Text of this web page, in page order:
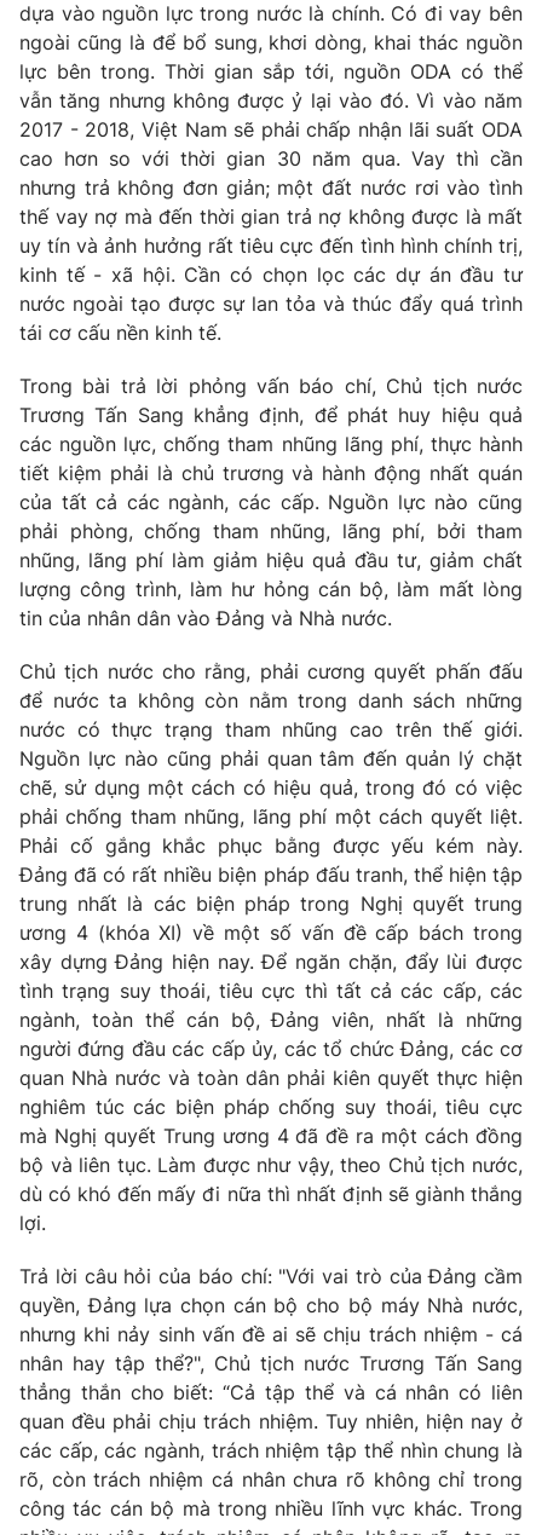
Phó Tổng Biên tập:Nguyễn Thị Mỹ Hạnh, Phạm Quốc Thắng,
Nguyễn Trọng Ninh
Tổng đài VTV:024.38 355 931 - 024.38 355 932
Ðiện thoại Thời báo VTV:024.66 897 897
toasoan@vtv.vn
Liên hệ quảng cáo: 024-7300.7108
® Cấm sao chép dưới mọi hình thức nếu không có sự chấp
thuận bằng văn bản. Ghi rõ nguồn VTV.vn khi phát hành lại
thông tin từ website này.
dựa vào nguồn lực trong nước là chính. Có đi vay bên
ngoài cũng là để bổ sung, khơi dòng, khai thác nguồn
lực bên trong. Thời gian sắp tới, nguồn ODA có thể
vẫn tăng nhưng không được ỷ lại vào đó. Vì vào năm
2017 - 2018, Việt Nam sẽ phải chấp nhận lãi suất ODA
cao hơn so với thời gian 30 năm qua. Vay thì cần
nhưng trả không đơn giản; một đất nước rơi vào tình
thế vay nợ mà đến thời gian trả nợ không được là mất
uy tín và ảnh hưởng rất tiêu cực đến tình hình chính trị,
kinh tế - xã hội. Cần có chọn lọc các dự án đầu tư
nước ngoài tạo được sự lan tỏa và thúc đẩy quá trình
tái cơ cấu nền kinh tế.
Trong bài trả lời phỏng vấn báo chí, Chủ tịch nước
Trương Tấn Sang khẳng định, để phát huy hiệu quả
các nguồn lực, chống tham nhũng lãng phí, thực hành
tiết kiệm phải là chủ trương và hành động nhất quán
của tất cả các ngành, các cấp. Nguồn lực nào cũng
phải phòng, chống tham nhũng, lãng phí, bởi tham
nhũng, lãng phí làm giảm hiệu quả đầu tư, giảm chất
lượng công trình, làm hư hỏng cán bộ, làm mất lòng
tin của nhân dân vào Đảng và Nhà nước.
Chủ tịch nước cho rằng, phải cương quyết phấn đấu
để nước ta không còn nằm trong danh sách những
nước có thực trạng tham nhũng cao trên thế giới.
Nguồn lực nào cũng phải quan tâm đến quản lý chặt
chẽ, sử dụng một cách có hiệu quả, trong đó có việc
phải chống tham nhũng, lãng phí một cách quyết liệt.
Phải cố gắng khắc phục bằng được yếu kém này.
Đảng đã có rất nhiều biện pháp đấu tranh, thể hiện tập
trung nhất là các biện pháp trong Nghị quyết trung
ương 4 (khóa XI) về một số vấn đề cấp bách trong
xây dựng Đảng hiện nay. Để ngăn chặn, đẩy lùi được
tình trạng suy thoái, tiêu cực thì tất cả các cấp, các
ngành, toàn thể cán bộ, Đảng viên, nhất là những
người đứng đầu các cấp ủy, các tổ chức Đảng, các cơ
quan Nhà nước và toàn dân phải kiên quyết thực hiện
nghiêm túc các biện pháp chống suy thoái, tiêu cực
mà Nghị quyết Trung ương 4 đã đề ra một cách đồng
bộ và liên tục. Làm được như vậy, theo Chủ tịch nước,
dù có khó đến mấy đi nữa thì nhất định sẽ giành thắng
lợi.
Trả lời câu hỏi của báo chí: "Với vai trò của Đảng cầm
quyền, Đảng lựa chọn cán bộ cho bộ máy Nhà nước,
nhưng khi nảy sinh vấn đề ai sẽ chịu trách nhiệm - cá
nhân hay tập thể?", Chủ tịch nước Trương Tấn Sang
thẳng thắn cho biết: “Cả tập thể và cá nhân có liên
quan đều phải chịu trách nhiệm. Tuy nhiên, hiện nay ở
các cấp, các ngành, trách nhiệm tập thể nhìn chung là
rõ, còn trách nhiệm cá nhân chưa rõ không chỉ trong
công tác cán bộ mà trong nhiều lĩnh vực khác. Trong